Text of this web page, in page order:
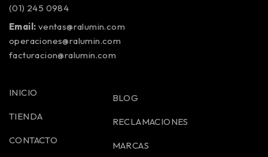
(01) 245 0984
Email: ventas@ralumin.com
operaciones@ralumin.com
facturacion@ralumin.com
INICIO
TIENDA
CONTACTO
BLOG
RECLAMACIONES
MARCAS